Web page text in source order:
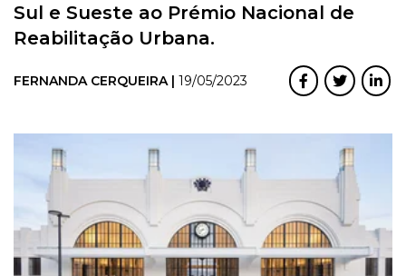
Sul e Sueste ao Prémio Nacional de
Reabilitação Urbana.
FERNANDA CERQUEIRA | 19/05/2023